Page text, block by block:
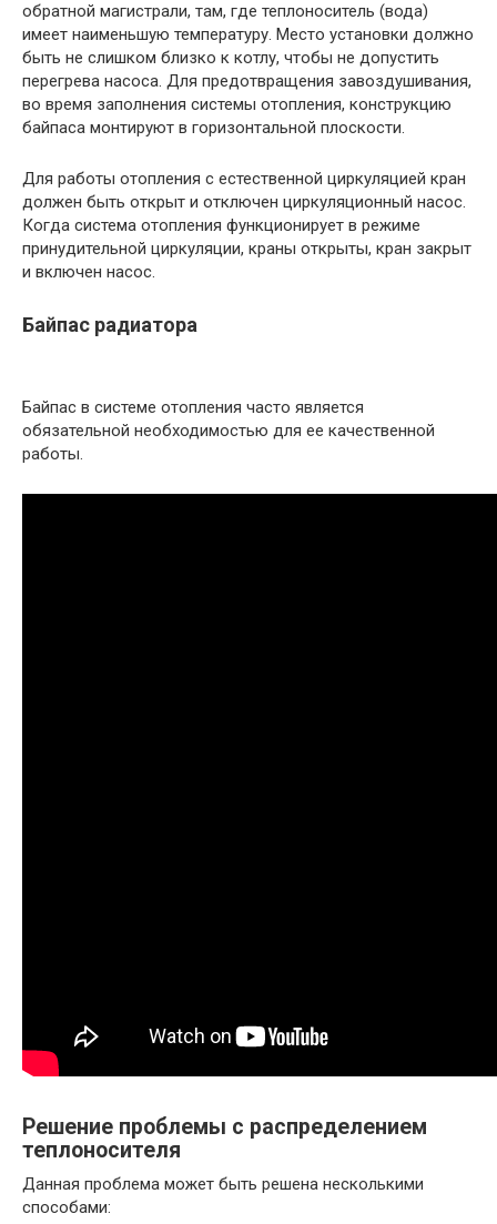
обратной магистрали, там, где теплоноситель (вода)
имеет наименьшую температуру. Место установки должно
быть не слишком близко к котлу, чтобы не допустить
перегрева насоса. Для предотвращения завоздушивания,
во время заполнения системы отопления, конструкцию
байпаса монтируют в горизонтальной плоскости.
Для работы отопления с естественной циркуляцией кран
должен быть открыт и отключен циркуляционный насос.
Когда система отопления функционирует в режиме
принудительной циркуляции, краны открыты, кран закрыт
и включен насос.
Байпас радиатора
Байпас в системе отопления часто является
обязательной необходимостью для ее качественной
работы.
Решение проблемы с распределением
теплоносителя
Данная проблема может быть решена несколькими
способами: